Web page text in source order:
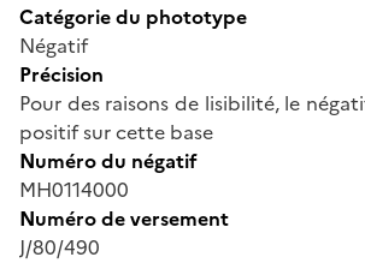
Catégorie du phototype
Négatif
Précision
Pour des raisons de lisibilité, le
positif sur cette base
Numéro du négatif
MH0114000
Numéro de versement
J/80/490